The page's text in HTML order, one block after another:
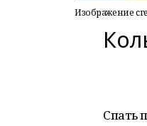
Изображение
Спать